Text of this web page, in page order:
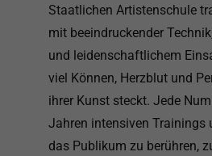
Staatlichen Artistenschule
mit beeindruckender
und leidenschaftlichem
viel Können, Herzblut und
ihrer Kunst steckt. Jede
Jahren intensiven Trainings
das Publikum zu berühren,